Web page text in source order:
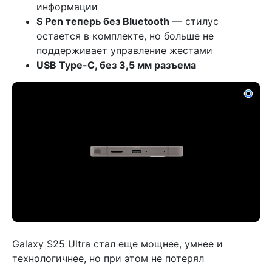
информации
S Pen теперь без Bluetooth — стилус
остается в комплекте, но больше не
поддерживает управление жестами
USB Type-C, без 3,5 мм разъема
Galaxy S25 Ultra стал еще мощнее, умнее и
технологичнее, но при этом не потерял